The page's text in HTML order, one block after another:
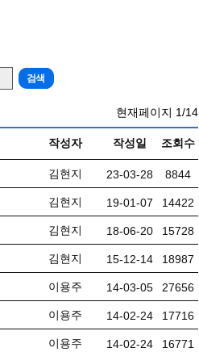
현재페이지 1/14
작성자 작성일 조회수
김현지 23-03-28 8844
김현지 19-01-07 14422
김현지 18-06-20 15728
김현지 15-12-14 18987
이용주 14-03-05 27656
이용주 14-02-24 17716
이용주 14-02-24 16771